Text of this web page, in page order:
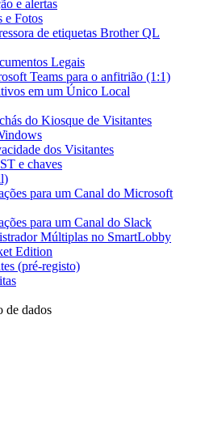
e alertas
e Fotos
de etiquetas Brother QL
Legais
Teams para o anfitrião (1:1)
em um Único Local
do Kiosque de Visitantes
dos Visitantes
e chaves
para um Canal do Microsoft
para um Canal do Slack
Múltiplas no SmartLobby
Edition
(pré-registo)
de dados